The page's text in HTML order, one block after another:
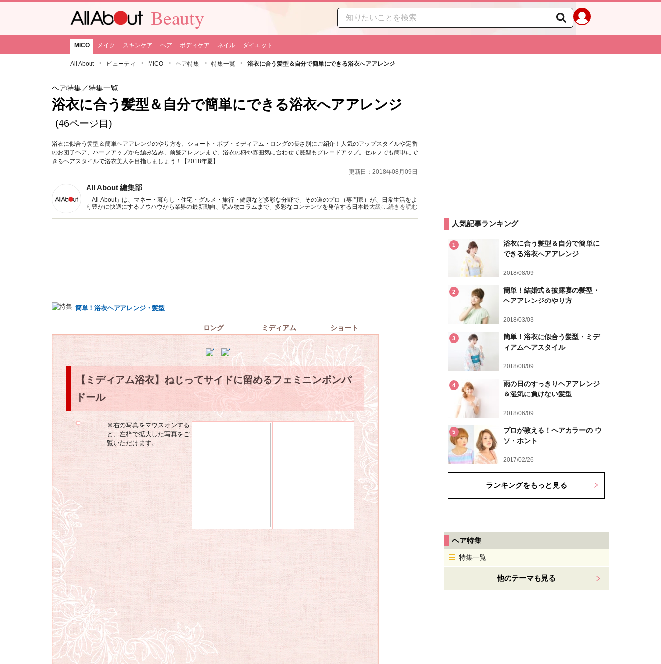
Beauty
MICO メイク スキンケア ヘア ボディケア ネイル ダイエット
All About ビューティ MICO ヘア特集 特集一覧 浴衣に合う髪型＆自分で簡単にできる浴衣へアアレンジ
ヘア特集／特集一覧
浴衣に合う髪型＆自分で簡単にできる浴衣へアアレンジ
(46ページ目)
浴衣に似合う髪型＆簡単ヘアアレンジのやり方を、ショート・ボブ・ミディアム・ロングの長さ別にご紹介！人気のアップスタイルや定番
のお団子ヘア、ハーフアップから編み込み、前髪アレンジまで、浴衣の柄や雰囲気に合わせて髪型もグレードアップ。セルフでも簡単にで
きるヘアスタイルで浴衣美人を目指しましょう！【2018年夏】
更新日：2018年08月09日
All About 編集部
「All About」は、マネー・暮らし・住宅・グルメ・旅行・健康など多彩な分野で、その道のプロ（専門家）が、日常生活をよ
り豊かに快適にするノウハウから業界の最新動向、読み物コラムまで、多彩なコンテンツを発信する日本最大級の総合情報サ
...続きを読む
簡単！浴衣ヘアアレンジ・髪型
ロング ミディアム ショート
【ミディアム浴衣】ねじってサイドに留めるフェミニンポンパ
ドール
※右の写真をマウスオンする
と、左枠で拡大した写真をご
覧いただけます。
人気記事ランキング
1
浴衣に合う髪型＆自分で簡単に
できる浴衣へアアレンジ
2018/08/09
2
簡単！結婚式＆披露宴の髪型・
ヘアアレンジのやり方
2018/03/03
3
簡単！浴衣に似合う髪型・ミデ
ィアムヘアスタイル
2018/08/09
4
雨の日のすっきりヘアアレンジ
＆湿気に負けない髪型
2018/06/09
5
プロが教える！ヘアカラーの ウ
ソ・ホント
2017/02/26
ランキングをもっと見る
ヘア特集
特集一覧
他のテーマも見る